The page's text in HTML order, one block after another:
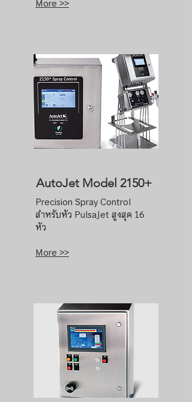
More >>
AutoJet Model 2150+
Precision Spray Control
สำหรับหัว PulsaJet สูงสุด 16
หัว
More >>